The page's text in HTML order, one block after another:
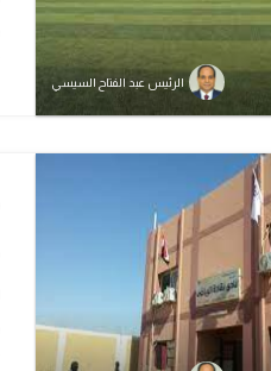
الرئيس عبد الفتاح السيسي